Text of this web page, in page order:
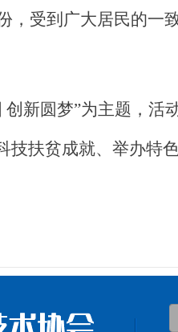
，受到广大居民的一致
创新圆梦”为主题， 活
技扶贫成就、 举办特